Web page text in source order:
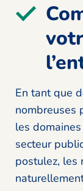
En tant que
nombreuses
les
secteur
postulez, les